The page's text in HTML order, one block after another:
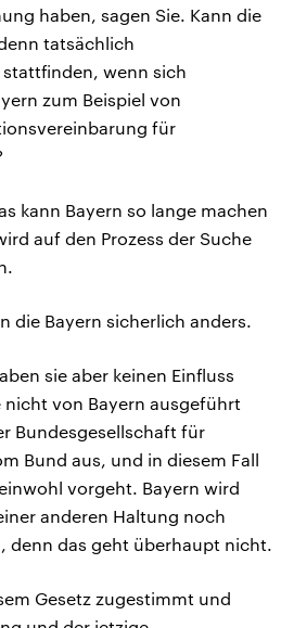
haben, sagen Sie. Kann die
tatsächlich
wenn sich
zum Beispiel von
für
kann Bayern so lange machen
auf den Prozess der Suche
die Bayern sicherlich anders.
sie aber keinen Einfluss
nicht von Bayern ausgeführt
Bundesgesellschaft für
Bund aus, und in diesem Fall
vorgeht. Bayern wird
anderen Haltung noch
denn das geht überhaupt nicht.
Gesetz zugestimmt und